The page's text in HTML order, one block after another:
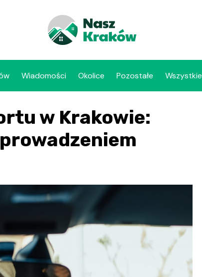
Wiadomości Okolice Pozostałe Wszystkie
w Krakowie: